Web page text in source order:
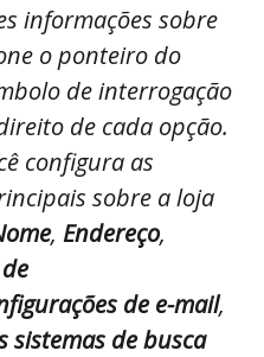
informações sobre
o ponteiro do
de interrogação
de cada opção.
configura as
sobre a loja
, Endereço,
de e-mail,
sistemas de busca